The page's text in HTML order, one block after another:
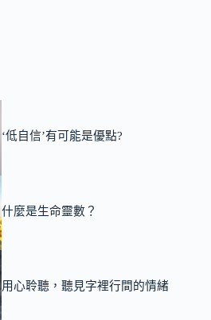
‘低自信’有可能是優點?
什麼是生命靈數？
用心聆聽，聽見字裡行間的情緒